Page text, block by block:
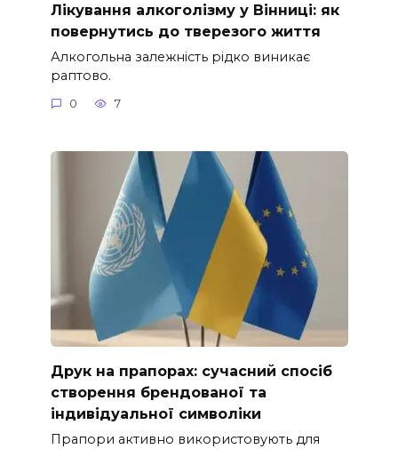
Лікування алкоголізму у Вінниці: як
повернутись до тверезого життя
Алкогольна залежність рідко виникає
раптово.
0 7
Друк на прапорах: сучасний спосіб
створення брендованої та
індивідуальної символіки
Прапори активно використовують для